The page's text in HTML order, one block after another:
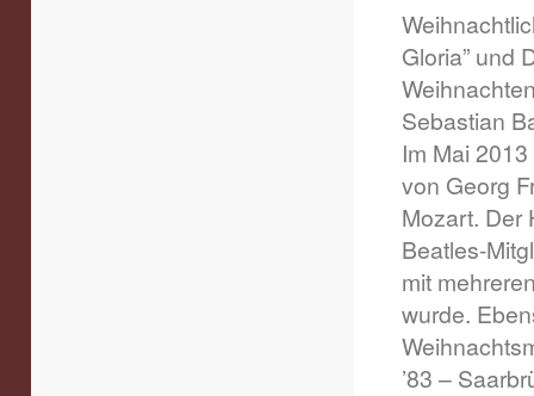
Gloria” und
Sebastian
Im Mai
von Georg
Mozart. Der
Beatles-
mit
wurde.
’83 –